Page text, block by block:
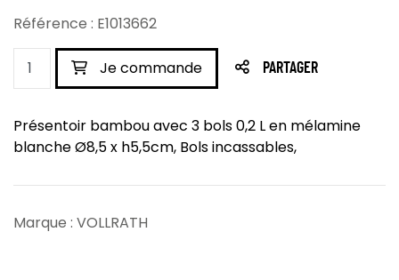
Référence : E1013662
Je commande PARTAGER
Présentoir bambou avec 3 bols 0,2 L en mélamine
blanche Ø8,5 x h5,5cm, Bols incassables,
Marque : VOLLRATH